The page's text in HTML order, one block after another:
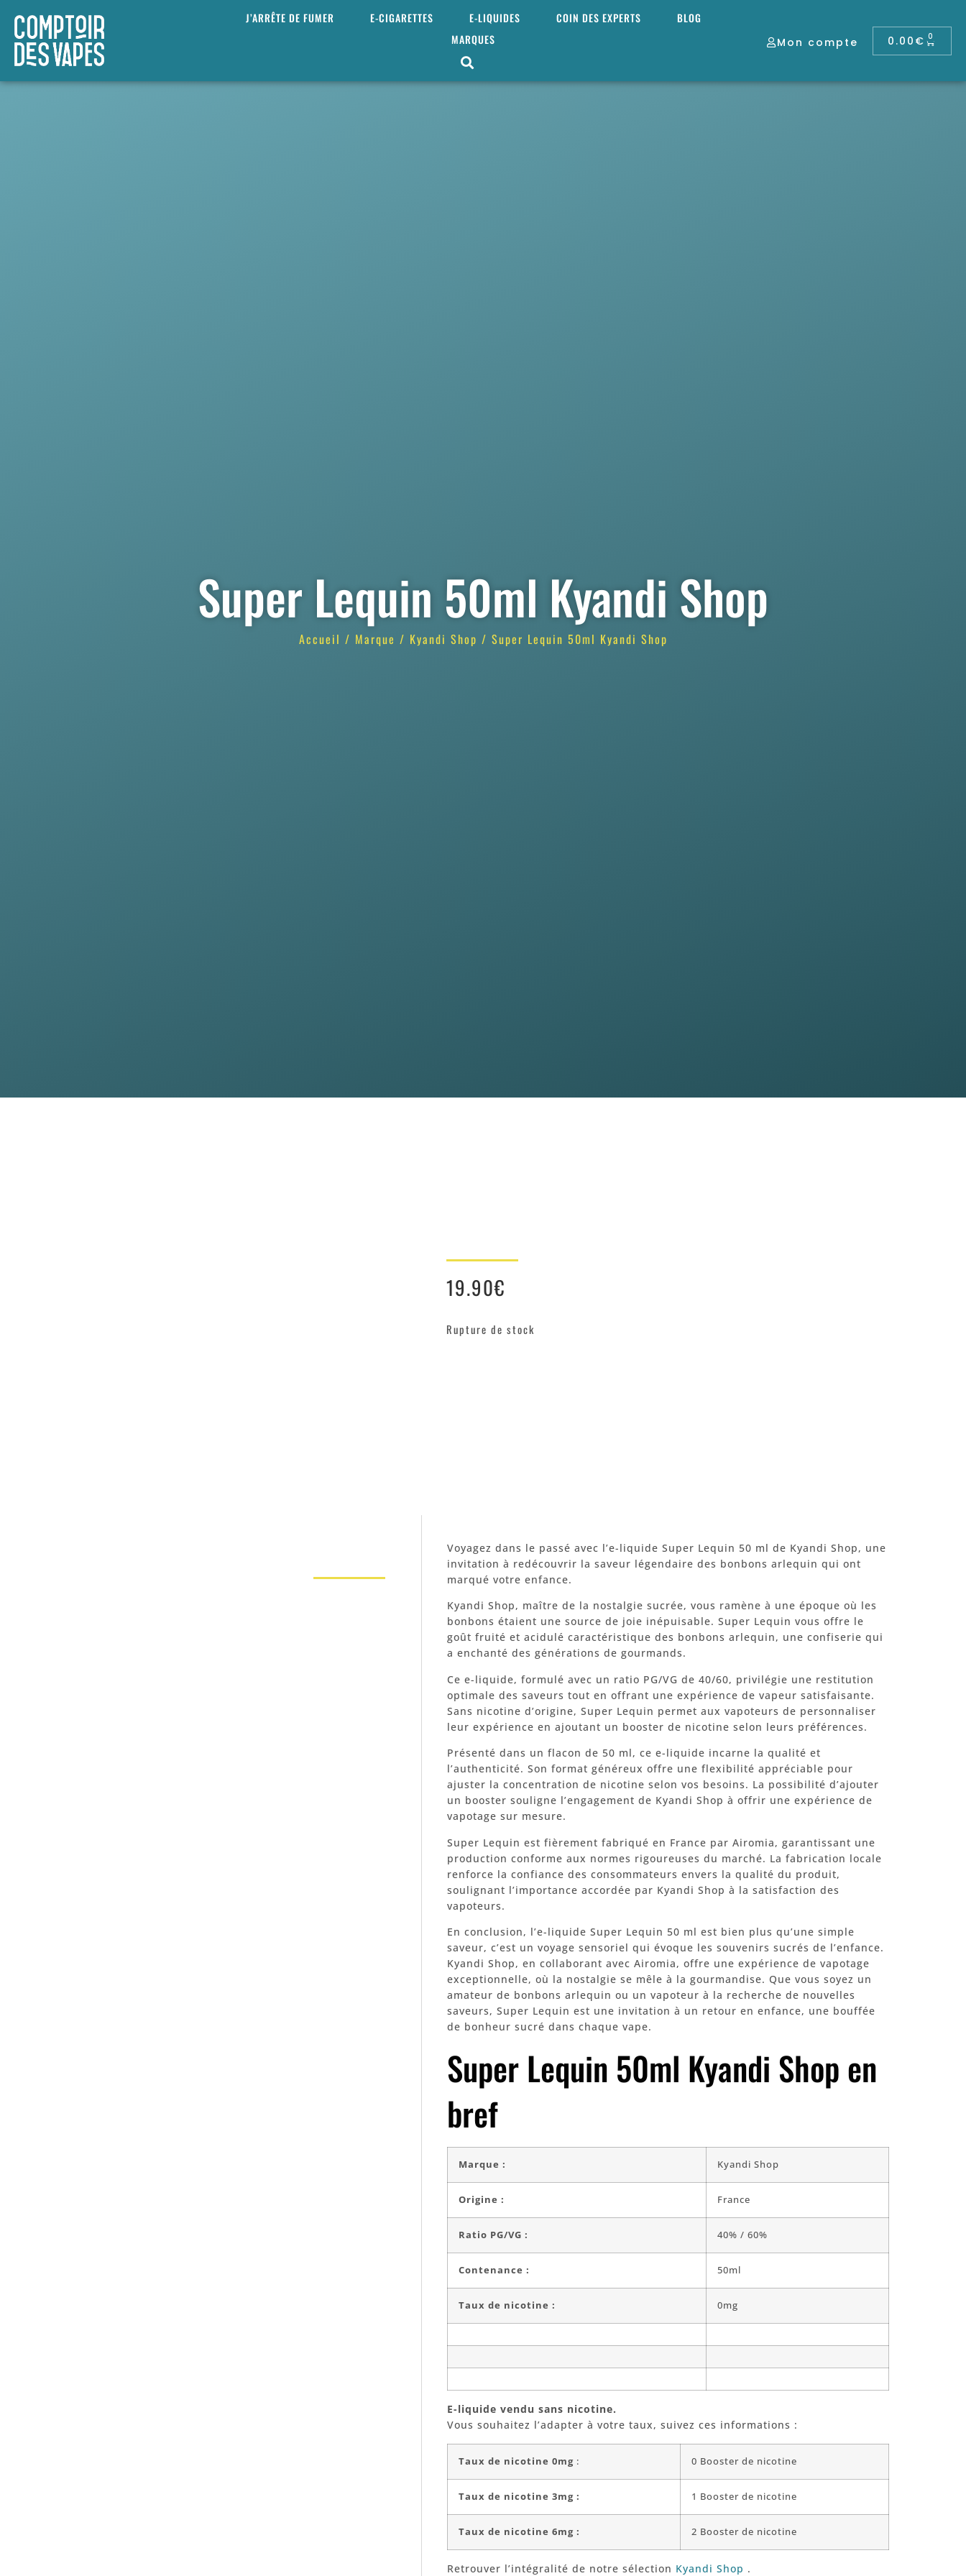
J’ARRÊTE DE FUMER E-CIGARETTES E-LIQUIDES COIN DES EXPERTS
BLOG
MARQUES
Mon compte 0.00 € 0
Super Lequin 50ml Kyandi Shop
Accueil / Marque / Kyandi Shop / Super Lequin 50ml Kyandi Shop
19.90€
Rupture de stock
Voyagez dans le passé avec l’e-liquide Super Lequin 50 ml de Kyandi Shop, une
invitation à redécouvrir la saveur légendaire des bonbons arlequin qui ont
marqué votre enfance.
Kyandi Shop, maître de la nostalgie sucrée, vous ramène à une époque où les
bonbons étaient une source de joie inépuisable. Super Lequin vous offre le
goût fruité et acidulé caractéristique des bonbons arlequin, une confiserie qui
a enchanté des générations de gourmands.
Ce e-liquide, formulé avec un ratio PG/VG de 40/60, privilégie une restitution
optimale des saveurs tout en offrant une expérience de vapeur satisfaisante.
Sans nicotine d’origine, Super Lequin permet aux vapoteurs de personnaliser
leur expérience en ajoutant un booster de nicotine selon leurs préférences.
Présenté dans un flacon de 50 ml, ce e-liquide incarne la qualité et
l’authenticité. Son format généreux offre une flexibilité appréciable pour
ajuster la concentration de nicotine selon vos besoins. La possibilité d’ajouter
un booster souligne l’engagement de Kyandi Shop à offrir une expérience de
vapotage sur mesure.
Super Lequin est fièrement fabriqué en France par Airomia, garantissant une
production conforme aux normes rigoureuses du marché. La fabrication locale
renforce la confiance des consommateurs envers la qualité du produit,
soulignant l’importance accordée par Kyandi Shop à la satisfaction des
vapoteurs.
En conclusion, l’e-liquide Super Lequin 50 ml est bien plus qu’une simple
saveur, c’est un voyage sensoriel qui évoque les souvenirs sucrés de l’enfance.
Kyandi Shop, en collaborant avec Airomia, offre une expérience de vapotage
exceptionnelle, où la nostalgie se mêle à la gourmandise. Que vous soyez un
amateur de bonbons arlequin ou un vapoteur à la recherche de nouvelles
saveurs, Super Lequin est une invitation à un retour en enfance, une bouffée
de bonheur sucré dans chaque vape.
Super Lequin 50ml Kyandi Shop en
bref
Marque : Kyandi Shop
Origine : France
Ratio PG/VG : 40% / 60%
Contenance : 50ml
Taux de nicotine : 0mg
E-liquide vendu sans nicotine.
Vous souhaitez l’adapter à votre taux, suivez ces informations :
Taux de nicotine 0mg: 0 Booster de nicotine
Taux de nicotine 3mg : 1 Booster de nicotine
Taux de nicotine 6mg : 2 Booster de nicotine
Retrouver l’intégralité de notre sélection Kyandi Shop .